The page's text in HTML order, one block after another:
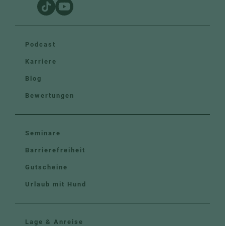
Podcast
Karriere
Blog
Bewertungen
Seminare
Barrierefreiheit
Gutscheine
Urlaub mit Hund
Lage & Anreise